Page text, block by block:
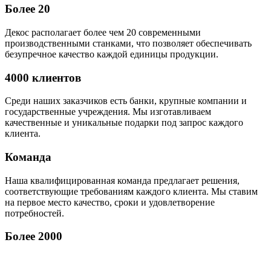
Более 20
Декос располагает более чем 20 современными
производственными станками, что позволяет обеспечивать
безупречное качество каждой единицы продукции.
4000 клиентов
Среди наших заказчиков есть банки, крупные компании и
государственные учреждения. Мы изготавливаем
качественные и уникальные подарки под запрос каждого
клиента.
Команда
Наша квалифицированная команда предлагает решения,
соответствующие требованиям каждого клиента. Мы ставим
на первое место качество, сроки и удовлетворение
потребностей.
Более 2000